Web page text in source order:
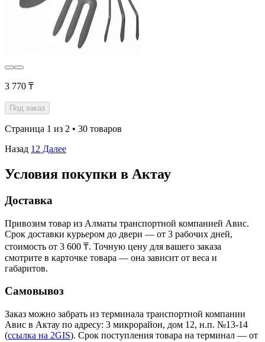
3 770 ₸
Под заказ
Страница 1 из 2 • 30 товаров
Назад 1 2 Далее
Условия покупки в Актау
Доставка
Привозим товар из Алматы транспортной компанией Авис.
Срок доставки курьером до двери — от 3 рабочих дней,
стоимость от 3 600 ₸. Точную цену для вашего заказа
смотрите в карточке товара — она зависит от веса и
габаритов.
Самовывоз
Заказ можно забрать из терминала транспортной компании
Авис в Актау по адресу: 3 микрорайон, дом 12, н.п. №13-14
(ссылка на 2GIS). Срок поступления товара на терминал — от